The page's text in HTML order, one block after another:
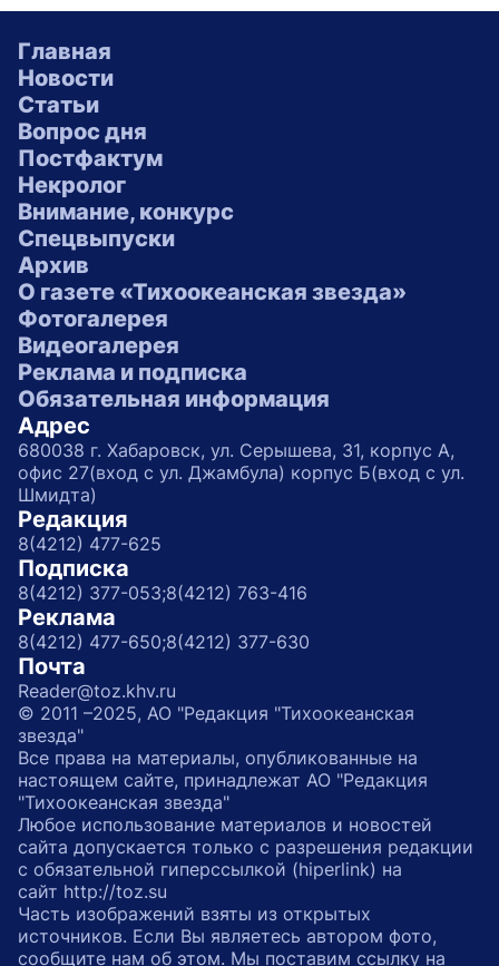
Главная
Новости
Статьи
Вопрос дня
Постфактум
Некролог
Внимание, конкурс
Спецвыпуски
Архив
О газете «Тихоокеанская звезда»
Фотогалерея
Видеогалерея
Реклама и подписка
Обязательная информация
Адрес
680038 г. Хабаровск, ул. Серышева, 31, корпус А,
офис 27(вход с ул. Джамбула) корпус Б(вход с ул.
Шмидта)
Редакция
8(4212) 477-625
Подписка
8(4212) 377-053;8(4212) 763-416
Реклама
8(4212) 477-650;8(4212) 377-630
Почта
Reader@toz.khv.ru
© 2011 –2025, АО "Редакция "Тихоокеанская
звезда"
Все права на материалы, опубликованные на
настоящем сайте, принадлежат АО "Редакция
"Тихоокеанская звезда"
Любое использование материалов и новостей
сайта допускается только с разрешения редакции
с обязательной гиперссылкой (hiperlink) на
сайт http://toz.su
Часть изображений взяты из открытых
источников. Если Вы являетесь автором фото,
сообщите нам об этом. Мы поставим ссылку на